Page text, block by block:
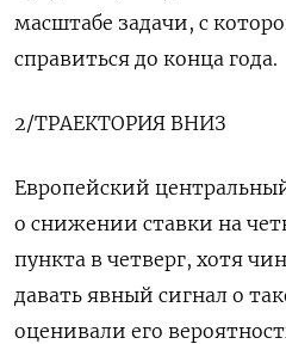
масштабе задачи, с
справиться до конца года.
2/ТРАЕКТОРИЯ ВНИЗ
Европейский
о снижении ставки на
пункта в четверг, хотя
давать явный сигнал о
оценивали его